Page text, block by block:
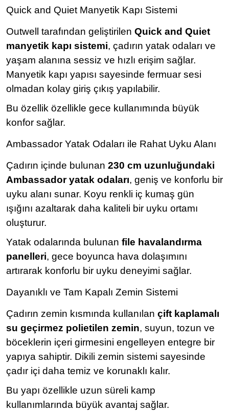
Quick and Quiet Manyetik Kapı Sistemi
Outwell tarafından geliştirilen Quick and Quiet
manyetik kapı sistemi, çadırın yatak odaları ve
yaşam alanına sessiz ve hızlı erişim sağlar.
Manyetik kapı yapısı sayesinde fermuar sesi
olmadan kolay giriş çıkış yapılabilir.
Bu özellik özellikle gece kullanımında büyük
konfor sağlar.
Ambassador Yatak Odaları ile Rahat Uyku Alanı
Çadırın içinde bulunan 230 cm uzunluğundaki
Ambassador yatak odaları, geniş ve konforlu bir
uyku alanı sunar. Koyu renkli iç kumaş gün
ışığını azaltarak daha kaliteli bir uyku ortamı
oluşturur.
Yatak odalarında bulunan file havalandırma
panelleri, gece boyunca hava dolaşımını
artırarak konforlu bir uyku deneyimi sağlar.
Dayanıklı ve Tam Kapalı Zemin Sistemi
Çadırın zemin kısmında kullanılan çift kaplamalı
su geçirmez polietilen zemin, suyun, tozun ve
böceklerin içeri girmesini engelleyen entegre bir
yapıya sahiptir. Dikili zemin sistemi sayesinde
çadır içi daha temiz ve korunaklı kalır.
Bu yapı özellikle uzun süreli kamp
kullanımlarında büyük avantaj sağlar.